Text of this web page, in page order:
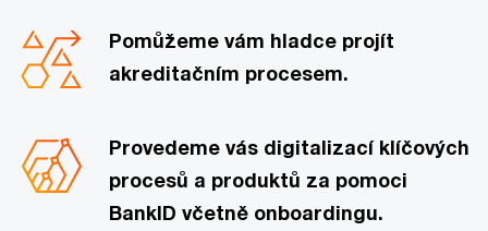
Pomůžeme vám hladce projít
akreditačním procesem.
Provedeme vás digitalizací klíčových
procesů a produktů za pomoci
BankID včetně onboardingu.